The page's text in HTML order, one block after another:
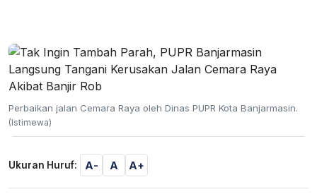
Perbaikan jalan Cemara Raya oleh Dinas PUPR Kota Banjarmasin.
(Istimewa)
Ukuran Huruf: A- A A+